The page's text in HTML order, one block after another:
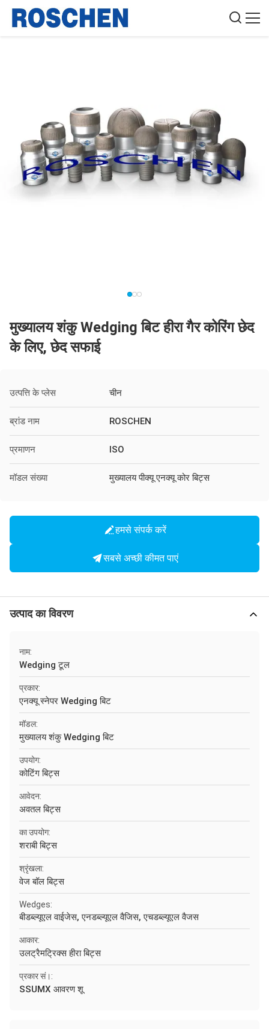
मुख्यालय शंकु Wedging बिट हीरा गैर कोरिंग छेद
के लिए, छेद सफाई
उत्पत्ति के प्लेस चीन
ब्रांड नाम ROSCHEN
प्रमाणन ISO
मॉडल संख्या मुख्यालय पीक्यू एनक्यू कोर बिट्स
हमसे संपर्क करें
सबसे अच्छी कीमत पाएं
उत्पाद का विवरण
नाम:
Wedging टूल
प्रकार:
एनक्यू स्नेपर Wedging बिट
मॉडल:
मुख्यालय शंकु Wedging बिट
उपयोग:
कोटिंग बिट्स
आवेदन:
अवतल बिट्स
का उपयोग:
शराबी बिट्स
श्रृंखला:
वेज बॉल बिट्स
Wedges:
बीडब्ल्यूएल वाईजेस, एनडब्ल्यूएल वैजिस, एचडब्ल्यूएल वैजस
आकार:
उलट्रैमट्रिक्स हीरा बिट्स
प्रकार सं।:
SSUMX आवरण शू